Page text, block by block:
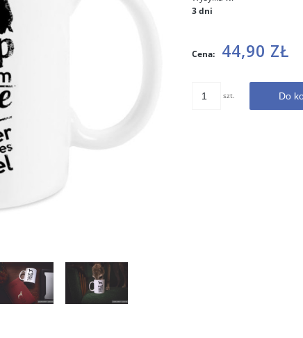
3 dni
kosztów płatności
Cena: 44,90 ZŁ
szt. Do